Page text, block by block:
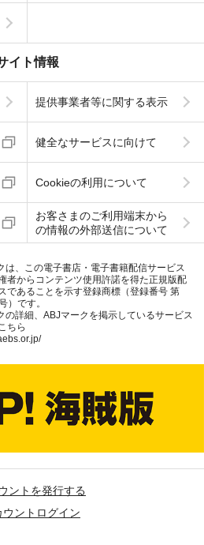
イト情報
提供事業者等に関する表示
健全なサービスに向けて
Cookieの利用について
お客さまのご利用端末から
の情報の外部送信について
は、この電子書店・電子書籍配信サービス
者からコンテンツ使用許諾を得た正規版配
であることを示す登録商標（登録番号 第
）です。
の詳細、ABJマークを掲示しているサービス
ちら
ントを発行する
ウントログイン